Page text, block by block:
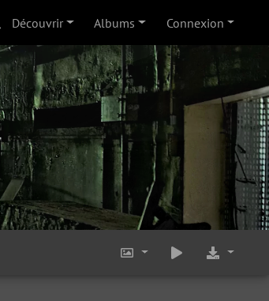
Découvrir Albums Connexion